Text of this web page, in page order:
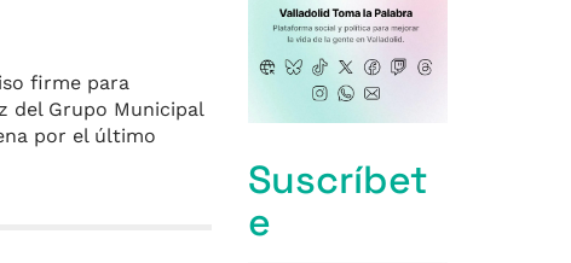
firme para
del Grupo Municipal
por el último
Suscríbet
e